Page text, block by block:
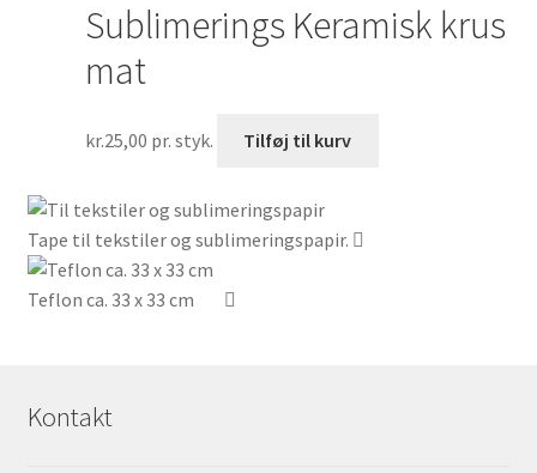
Sublimerings Keramisk krus
mat
kr.25,00 pr. styk. Tilføj til kurv
Tape til tekstiler og sublimeringspapir.
Teflon ca. 33 x 33 cm
Kontakt